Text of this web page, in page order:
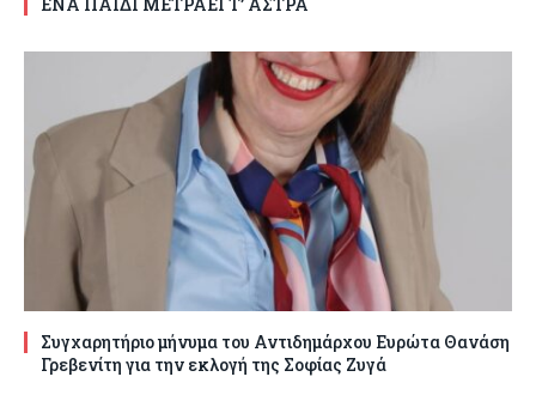
Συγχαρητήριο μήνυμα του Αντιδημάρχου Ευρώτα Θανάση
Γρεβενίτη για την εκλογή της Σοφίας Ζυγά